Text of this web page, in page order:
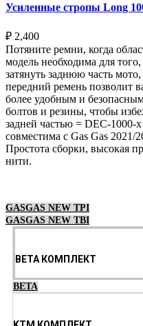
Усиленные стропы Long
₽ 2,400
Потяните ремни, когда
модель необходима для
затянуть заднюю часть
передний ремень позволит
более удобным и
болтов и резины, чтобы
задней частью = DEC-1000-
совместима с Gas Gas
Простота сборки, высокая
нити.
GASGAS NEW TPI
GASGAS NEW TBI
BETA КОМПЛЕКТ
BETA